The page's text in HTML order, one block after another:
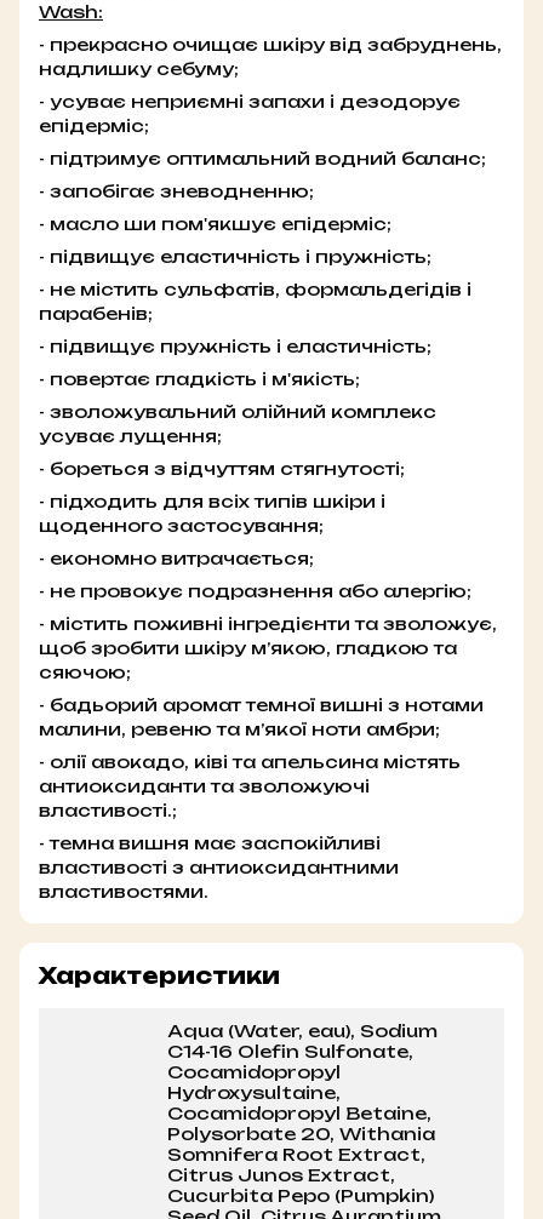
Wash:
- прекрасно очищає шкіру від забруднень,
надлишку себуму;
- усуває неприємні запахи і дезодорує
епідерміс;
- підтримує оптимальний водний баланс;
- запобігає зневодненню;
- масло ши пом'якшує епідерміс;
- підвищує еластичність і пружність;
- не містить сульфатів, формальдегідів і
парабенів;
- підвищує пружність і еластичність;
- повертає гладкість і м'якість;
- зволожувальний олійний комплекс
усуває лущення;
- бореться з відчуттям стягнутості;
- підходить для всіх типів шкіри і
щоденного застосування;
- економно витрачається;
- не провокує подразнення або алергію;
- містить поживні інгредієнти та зволожує,
щоб зробити шкіру м’якою, гладкою та
сяючою;
- бадьорий аромат темної вишні з нотами
малини, ревеню та м’якої ноти амбри;
- олії авокадо, ківі та апельсина містять
антиоксиданти та зволожуючі
властивості.;
- темна вишня має заспокійливі
властивості з антиоксидантними
властивостями.
Характеристики
Аqua (Water, eau), Sodium
C14-16 Olefin Sulfonate,
Cocamidopropyl
Hydroxysultaine,
Cocamidopropyl Betaine,
Polysorbate 20, Withania
Somnifera Root Extract,
Citrus Junos Extract,
Cucurbita Pepo (Pumpkin)